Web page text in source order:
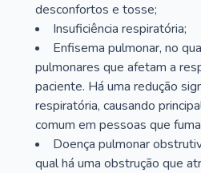
desconfortos e tosse;
Insuficiência respiratória;
Enfisema pulmonar, no
pulmonares que afetam a
paciente. Há uma redução
respiratória, causando
comum em pessoas que
Doença pulmonar
qual há uma obstrução que